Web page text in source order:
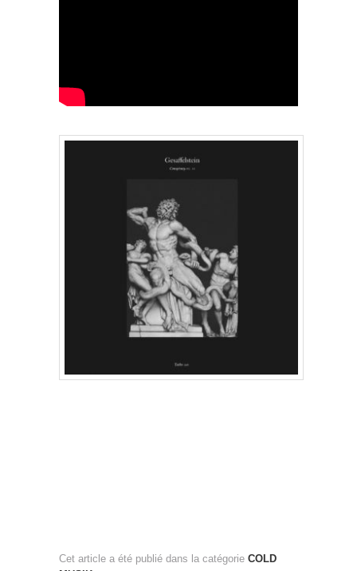
Cet article a été publié dans la catégorie COLD